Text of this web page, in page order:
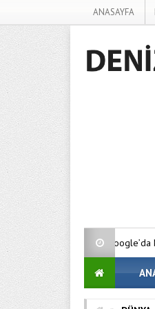
ANASAYFA
Google’da Nasıl Üst Sıralara